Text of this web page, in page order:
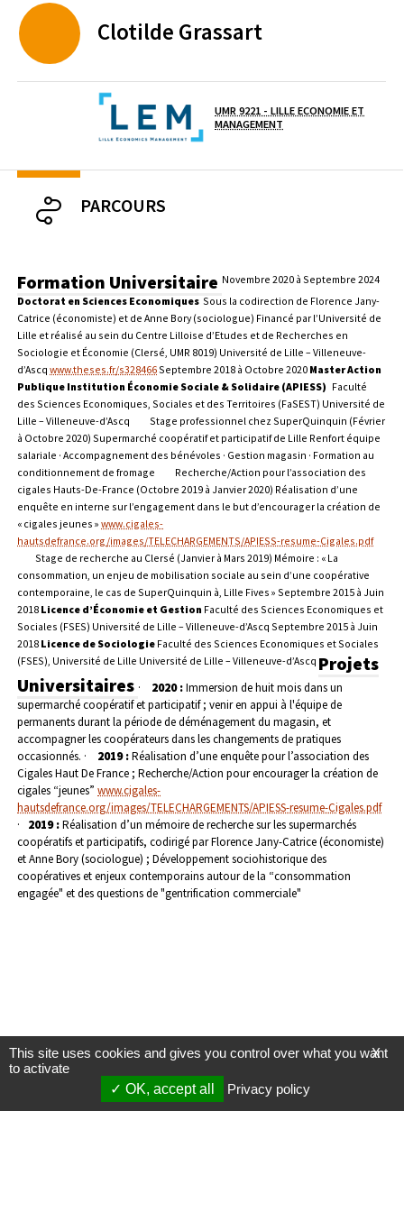
Clotilde Grassart
Laboratoire / équipe
UMR 9221 - LILLE ECONOMIE ET
MANAGEMENT
PARCOURS
Formation Universitaire Novembre 2020 à Septembre 2024
Doctorat en Sciences Economiques Sous la codirection de Florence Jany-
Catrice (économiste) et de Anne Bory (sociologue) Financé par l’Université de
Lille et réalisé au sein du Centre Lilloise d’Etudes et de Recherches en
Sociologie et Économie (Clersé, UMR 8019) Université de Lille – Villeneuve-
d’Ascq www.theses.fr/s328466Septembre 2018 à Octobre 2020 Master Action
Publique Institution Économie Sociale & Solidaire (APIESS) Faculté
des Sciences Economiques, Sociales et des Territoires (FaSEST) Université de
Lille – Villeneuve-d’Ascq
Stage professionnel chez SuperQuinquin (Février
à Octobre 2020) Supermarché coopératif et participatif de Lille Renfort équipe
salariale · Accompagnement des bénévoles · Gestion magasin · Formation au
conditionnement de fromage
Recherche/Action pour l’association des
cigales Hauts-De-France (Octobre 2019 à Janvier 2020) Réalisation d’une
enquête en interne sur l’engagement dans le but d’encourager la création de
« cigales jeunes » www.cigales-
hautsdefrance.org/images/TELECHARGEMENTS/APIESS-resume-Cigales.pdf
Stage de recherche au Clersé (Janvier à Mars 2019) Mémoire : « La
consommation, un enjeu de mobilisation sociale au sein d’une coopérative
contemporaine, le cas de SuperQuinquin à, Lille Fives » Septembre 2015 à Juin
2018 Licence d’Économie et Gestion Faculté des Sciences Economiques et
Sociales (FSES) Université de Lille – Villeneuve-d’Ascq Septembre 2015 à Juin
2018 Licence de Sociologie Faculté des Sciences Economiques et Sociales
(FSES), Université de Lille Université de Lille – Villeneuve-d’Ascq Projets
Universitaires · 2020 :Immersion de huit mois dans un
supermarché coopératif et participatif ; venir en appui à l'équipe de
permanents durant la période de déménagement du magasin, et
accompagner les coopérateurs dans les changements de pratiques
occasionnés. · 2019 :Réalisation d’une enquête pour l’association des
Cigales Haut De France ; Recherche/Action pour encourager la création de
cigales “jeunes” www.cigales-
hautsdefrance.org/images/TELECHARGEMENTS/APIESS-resume-Cigales.pdf
· 2019 :Réalisation d’un mémoire de recherche sur les supermarchés
coopératifs et participatifs, codirigé par Florence Jany-Catrice (économiste)
et Anne Bory (sociologue) ; Développement sociohistorique des
coopératives et enjeux contemporains autour de la “consommation
engagée" et des questions de "gentrification commerciale"
X
This site uses cookies and gives you control over what you want
to activate
OK, accept all
Privacy policy